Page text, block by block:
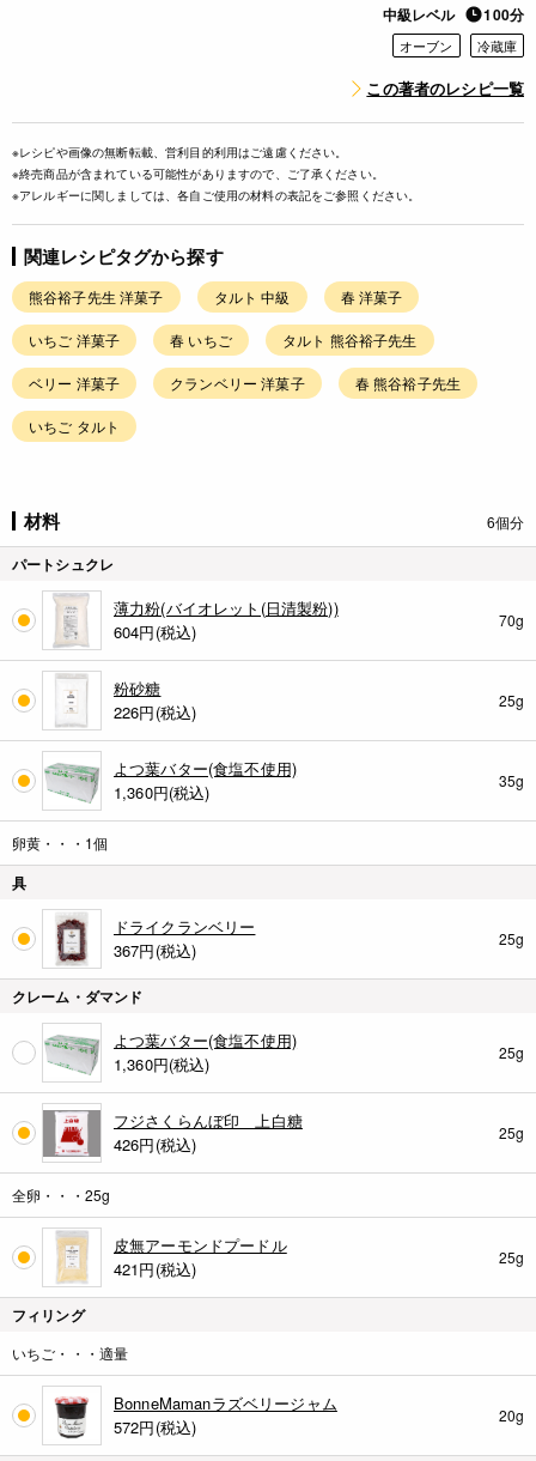
中級レベル 100分
オーブン 冷蔵庫
この著者のレシピ一覧
※レシピや画像の無断転載、営利目的利用はご遠慮ください。
※終売商品が含まれている可能性がありますので、ご了承ください。
※アレルギーに関しましては、各自ご使用の材料の表記をご参照ください。
関連レシピタグから探す
熊谷裕子先生 洋菓子 タルト 中級 春 洋菓子
いちご 洋菓子 春 いちご タルト 熊谷裕子先生
ベリー 洋菓子 クランベリー 洋菓子 春 熊谷裕子先生
いちご タルト
材料 6個分
パートシュクレ
薄力粉(バイオレット(日清製粉))
604円(税込)
70g
粉砂糖
226円(税込)
25g
よつ葉バター(食塩不使用)
1,360円(税込)
35g
卵黄・・・1個
具
ドライクランベリー
367円(税込)
25g
クレーム・ダマンド
よつ葉バター(食塩不使用)
1,360円(税込)
25g
フジさくらんぼ印 上白糖
426円(税込)
25g
全卵・・・25g
皮無アーモンドプードル
421円(税込)
25g
フィリング
いちご・・・適量
BonneMamanラズベリージャム
572円(税込)
20g